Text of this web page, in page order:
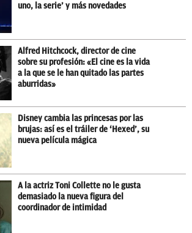
uno, la serie’ y más novedades
Alfred Hitchcock, director de cine
sobre su profesión: «El cine es la vida
a la que se le han quitado las partes
aburridas»
Disney cambia las princesas por las
brujas: así es el tráiler de ‘Hexed’, su
nueva película mágica
A la actriz Toni Collette no le gusta
demasiado la nueva figura del
coordinador de intimidad